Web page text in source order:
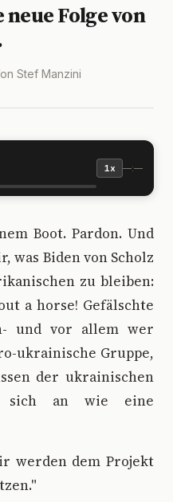
Folge von
Stef Manzini
1x —:—
Boot. Pardon. Und
was Biden von Scholz
zu bleiben:
a horse! Gefälschte
und vor allem wer
ukrainische Gruppe,
der ukrainischen
sich an wie eine
werden dem Projekt